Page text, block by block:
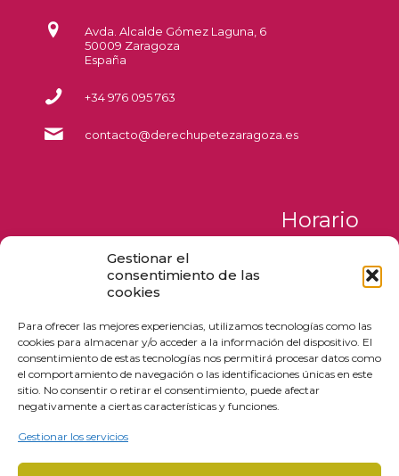
Gestionar el
consentimiento de las
cookies
Para ofrecer las mejores experiencias, utilizamos tecnologías como las
cookies para almacenar y/o acceder a la información del dispositivo. El
consentimiento de estas tecnologías nos permitirá procesar datos como
el comportamiento de navegación o las identificaciones únicas en este
sitio. No consentir o retirar el consentimiento, puede afectar
negativamente a ciertas características y funciones.
Gestionar los servicios
Avda. Alcalde Gómez Laguna, 6
50009 Zaragoza
España
+34 976 095 763
contacto@derechupetezaragoza.es
Horario
de 09:00 a 18:00
Domingos
de 12:00 a 17:00